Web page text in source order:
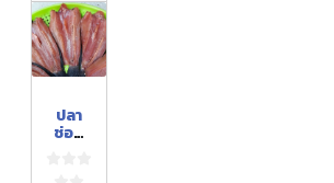
ปลา
ช่อน